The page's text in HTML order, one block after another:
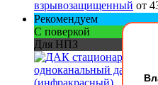
взрывозащищенный от
Рекомендуем
С поверкой
Для НПЗ